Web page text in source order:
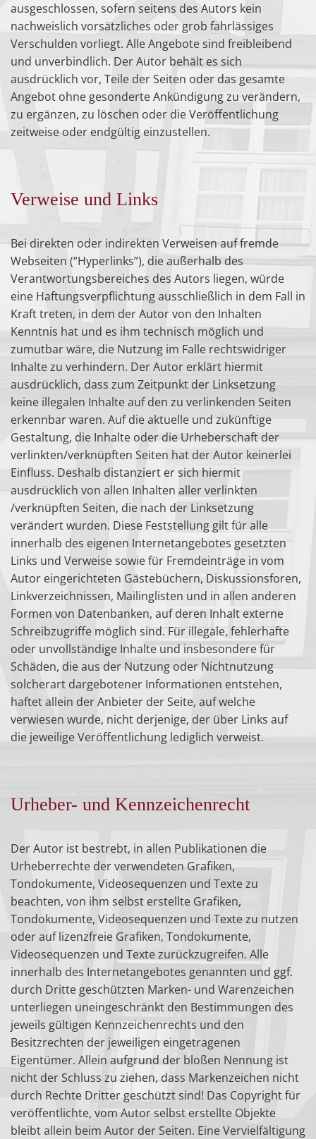
ausgeschlossen, sofern seitens des Autors kein
nachweislich vorsätzliches oder grob fahrlässiges
Verschulden vorliegt. Alle Angebote sind freibleibend
und unverbindlich. Der Autor behält es sich
ausdrücklich vor, Teile der Seiten oder das gesamte
Angebot ohne gesonderte Ankündigung zu verändern,
zu ergänzen, zu löschen oder die Veröffentlichung
zeitweise oder endgültig einzustellen.
Verweise und Links
Bei direkten oder indirekten Verweisen auf fremde
Webseiten (“Hyperlinks”), die außerhalb des
Verantwortungsbereiches des Autors liegen, würde
eine Haftungsverpflichtung ausschließlich in dem Fall in
Kraft treten, in dem der Autor von den Inhalten
Kenntnis hat und es ihm technisch möglich und
zumutbar wäre, die Nutzung im Falle rechtswidriger
Inhalte zu verhindern. Der Autor erklärt hiermit
ausdrücklich, dass zum Zeitpunkt der Linksetzung
keine illegalen Inhalte auf den zu verlinkenden Seiten
erkennbar waren. Auf die aktuelle und zukünftige
Gestaltung, die Inhalte oder die Urheberschaft der
verlinkten/verknüpften Seiten hat der Autor keinerlei
Einfluss. Deshalb distanziert er sich hiermit
ausdrücklich von allen Inhalten aller verlinkten
/verknüpften Seiten, die nach der Linksetzung
verändert wurden. Diese Feststellung gilt für alle
innerhalb des eigenen Internetangebotes gesetzten
Links und Verweise sowie für Fremdeinträge in vom
Autor eingerichteten Gästebüchern, Diskussionsforen,
Linkverzeichnissen, Mailinglisten und in allen anderen
Formen von Datenbanken, auf deren Inhalt externe
Schreibzugriffe möglich sind. Für illegale, fehlerhafte
oder unvollständige Inhalte und insbesondere für
Schäden, die aus der Nutzung oder Nichtnutzung
solcherart dargebotener Informationen entstehen,
haftet allein der Anbieter der Seite, auf welche
verwiesen wurde, nicht derjenige, der über Links auf
die jeweilige Veröffentlichung lediglich verweist.
Urheber- und Kennzeichenrecht
Der Autor ist bestrebt, in allen Publikationen die
Urheberrechte der verwendeten Grafiken,
Tondokumente, Videosequenzen und Texte zu
beachten, von ihm selbst erstellte Grafiken,
Tondokumente, Videosequenzen und Texte zu nutzen
oder auf lizenzfreie Grafiken, Tondokumente,
Videosequenzen und Texte zurückzugreifen. Alle
innerhalb des Internetangebotes genannten und ggf.
durch Dritte geschützten Marken- und Warenzeichen
unterliegen uneingeschränkt den Bestimmungen des
jeweils gültigen Kennzeichenrechts und den
Besitzrechten der jeweiligen eingetragenen
Eigentümer. Allein aufgrund der bloßen Nennung ist
nicht der Schluss zu ziehen, dass Markenzeichen nicht
durch Rechte Dritter geschützt sind! Das Copyright für
veröffentlichte, vom Autor selbst erstellte Objekte
bleibt allein beim Autor der Seiten. Eine Vervielfältigung